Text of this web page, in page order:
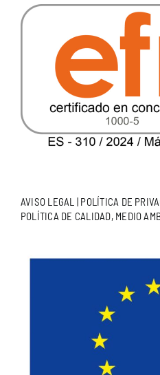
AVISO LEGAL | POLÍTICA DE
POLÍTICA DE CALIDAD, MEDIO